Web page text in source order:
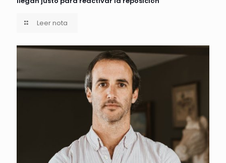
Leer nota